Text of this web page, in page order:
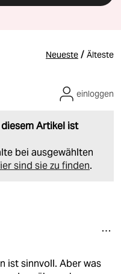
Neueste / Älteste
Artikel ist
bei ausgewählten
sind sie zu finden.
einloggen
ist sinnvoll. Aber was